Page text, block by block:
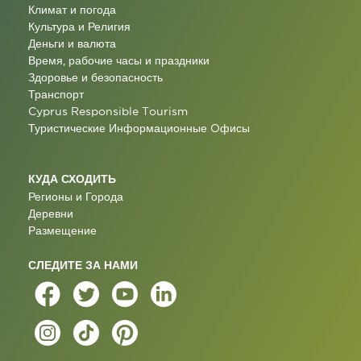
Климат и погода
Культура и Религия
Деньги и валюта
Время, рабочие часы и праздники
Здоровье и безопасность
Транспорт
Cyprus Responsible Tourism
Туристические Информационные Oфисы
КУДА СХОДИТЬ
Регионы и Города
Деревни
Размещение
СЛЕДИТЕ ЗА НАМИ